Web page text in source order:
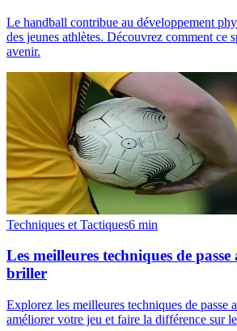
Le handball contribue au développement
des jeunes athlètes. Découvrez comment ce
avenir.
Techniques et Tactiques6 min
Les meilleures techniques de
briller
Explorez les meilleures techniques de passe
améliorer votre jeu et faire la différence sur